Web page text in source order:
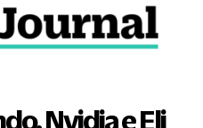
Nvidia e Eli